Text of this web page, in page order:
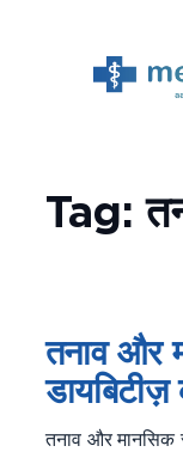
content
Tag:
तनाव और
तनाव और मानसिक